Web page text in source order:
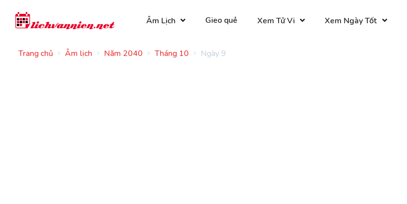
Âm Lịch Gieo quẻ Xem Tử Vi Xem Ngày Tốt
Trang chủ Âm lịch Năm 2040 Tháng 10 Ngày 9